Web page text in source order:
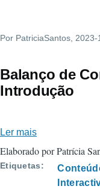
Por PatriciaSantos, 2023-
Balanço de
Introdução
Ler mais
Balanço
de
Elaborado por Patrícia
Etiquetas